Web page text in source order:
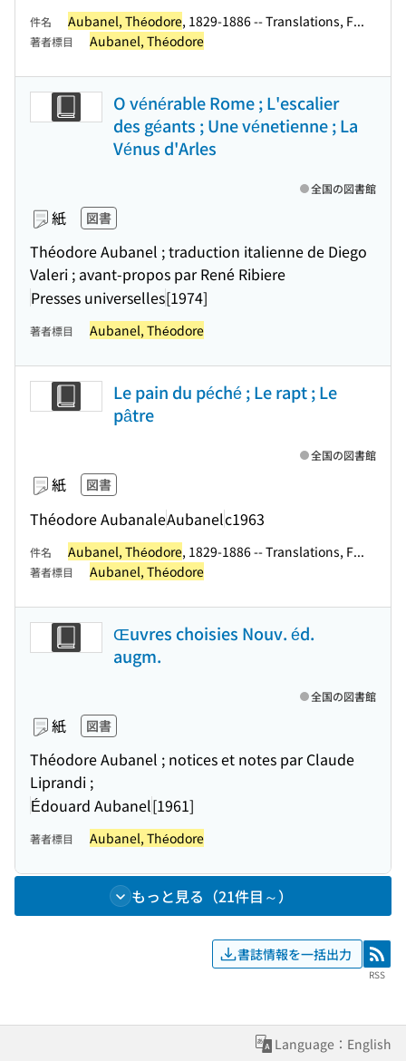
件名 Aubanel, Théodore, 1829-1886 -- Translations, F...
著者標目 Aubanel, Théodore
O vénérable Rome ; L'escalier
des géants ; Une vénetienne ; La
Vénus d'Arles
紙 図書
Théodore Aubanel ; traduction italienne de Diego
Valeri ; avant-propos par René Ribiere
Presses universelles[1974]
全国の図書館
著者標目 Aubanel, Théodore
Le pain du péché ; Le rapt ; Le
pâtre
紙 図書
Théodore AubanaleAubanelc1963
全国の図書館
件名 Aubanel, Théodore, 1829-1886 -- Translations, F...
著者標目 Aubanel, Théodore
Œuvres choisies Nouv. éd.
augm.
紙 図書
Théodore Aubanel ; notices et notes par Claude
Liprandi ;
Édouard Aubanel[1961]
全国の図書館
著者標目 Aubanel, Théodore
もっと見る（21件目～）
書誌情報を一括出力 RSS
RSS
Language：English